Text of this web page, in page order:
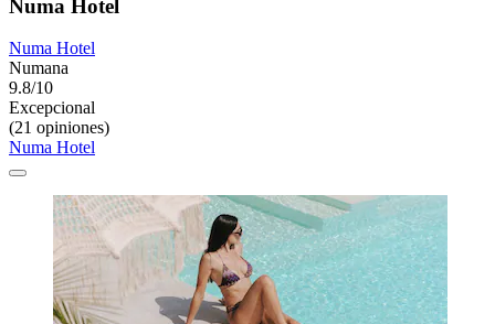
Numa Hotel
Numa Hotel
Numana
9.8/10
Excepcional
(21 opiniones)
Numa Hotel